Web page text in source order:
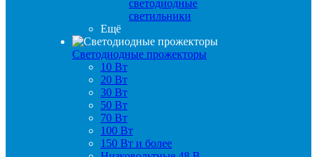
светодиодные
светильники
Ещё
Светодиодные прожекторы
10 Вт
20 Вт
30 Вт
50 Вт
70 Вт
100 Вт
150 Вт и более